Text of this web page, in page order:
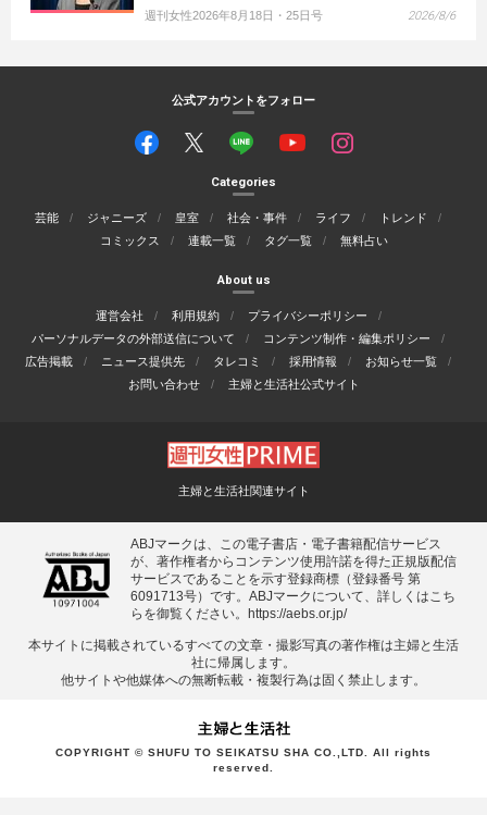
週刊女性2026年8月18日・25日号 2026/8/6
公式アカウントをフォロー
Categories
芸能 ジャニーズ 皇室 社会・事件 ライフ
トレンド
コミックス
連載一覧 タグ一覧 無料占い
About us
運営会社 利用規約
プライバシーポリシー
パーソナルデータの外部送信について
コンテンツ制作・編集ポリシー
広告掲載
ニュース提供先 タレコミ 採用情報
お知らせ一覧
お問い合わせ
主婦と生活社公式サイト
主婦と生活社関連サイト
ABJマークは、この電子書店・電子書籍配信サービス
が、著作権者からコンテンツ使用許諾を得た正規版配信
サービスであることを示す登録商標（登録番号 第
6091713号）です。ABJマークについて、詳しくはこち
らを御覧ください。
https://aebs.or.jp/
本サイトに掲載されているすべての⽂章・撮影写真の著作権は主婦と⽣活
社に帰属します。
他サイトや他媒体への無断転載・複製⾏為は固く禁⽌します。
COPYRIGHT © SHUFU TO SEIKATSU SHA CO.,LTD. All rights
reserved.